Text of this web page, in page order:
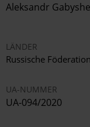
Aleksandr
LÄNDER
Russische Föderation
UA-NUMMER
UA-094/2020